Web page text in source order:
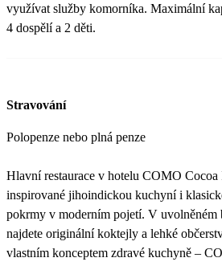
využívat služby komorníka. Maximální
4 dospělí a 2 děti.
Stravování
Polopenze nebo plná penze
Hlavní restaurace v hotelu COMO
inspirované jihoindickou kuchyní i
pokrmy v moderním pojetí. V uvolněném
najdete originální koktejly a lehké
vlastním konceptem zdravé kuchyně –